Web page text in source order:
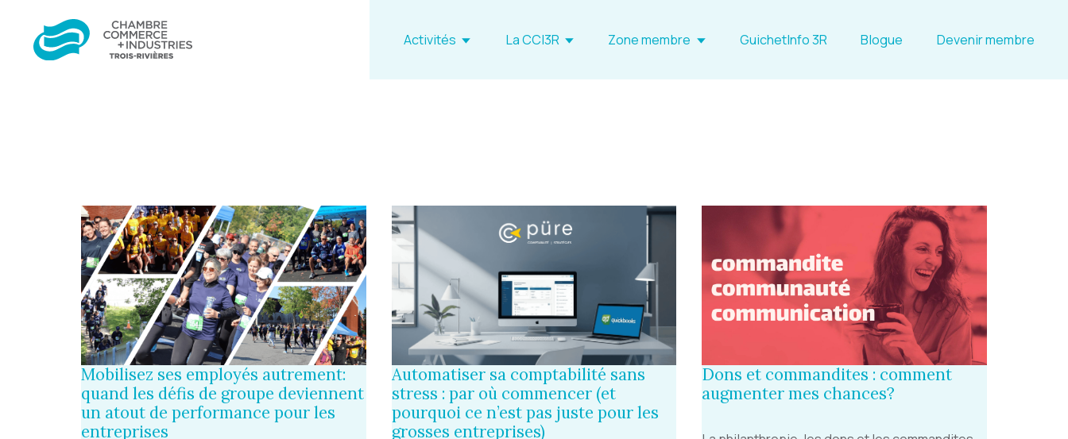
Activités La CCI3R Zone membre GuichetInfo 3R Blogue Devenir membre
Mobilisez ses employés autrement:
quand les défis de groupe deviennent
un atout de performance pour les
entreprises
Automatiser sa comptabilité sans
stress : par où commencer (et
pourquoi ce n’est pas juste pour les
grosses entreprises)
Dons et commandites : comment
augmenter mes chances?